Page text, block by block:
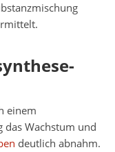
einem
das Wachstum und
deutlich abnahm.